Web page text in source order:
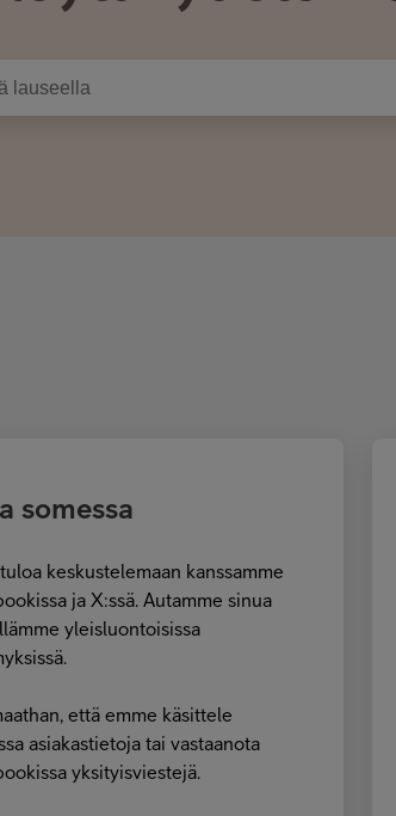
somessa
keskustelemaan kanssamme
ja X:ssä. Autamme sinua
yleisluontoisissa
että emme käsittele
asiakastietoja tai vastaanota
yksityisviestejä.